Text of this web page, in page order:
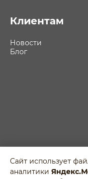
Клиентам
Новости
Блог
Политика
Сайт использует
аналитики